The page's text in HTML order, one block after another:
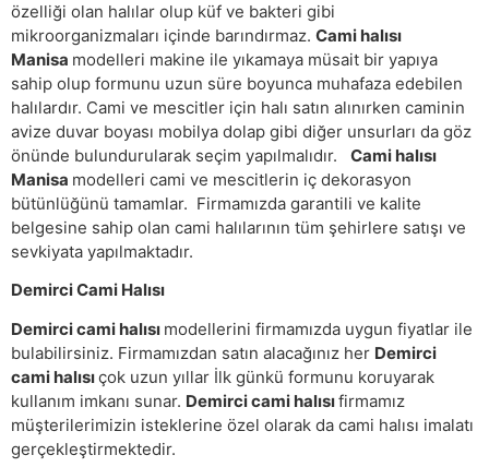
özelliği olan halılar olup küf ve bakteri gibi
mikroorganizmaları içinde barındırmaz. Cami halısı
Manisa modelleri makine ile yıkamaya müsait bir yapıya
sahip olup formunu uzun süre boyunca muhafaza edebilen
halılardır. Cami ve mescitler için halı satın alınırken caminin
avize duvar boyası mobilya dolap gibi diğer unsurları da göz
önünde bulundurularak seçim yapılmalıdır. Cami halısı
Manisa modelleri cami ve mescitlerin iç dekorasyon
bütünlüğünü tamamlar. Firmamızda garantili ve kalite
belgesine sahip olan cami halılarının tüm şehirlere satışı ve
sevkiyata yapılmaktadır.
Demirci Cami Halısı
Demirci cami halısı modellerini firmamızda uygun fiyatlar ile
bulabilirsiniz. Firmamızdan satın alacağınız her Demirci
cami halısıçok uzun yıllar İlk günkü formunu koruyarak
kullanım imkanı sunar. Demirci cami halısıfirmamız
müşterilerimizin isteklerine özel olarak da cami halısı imalatı
gerçekleştirmektedir.